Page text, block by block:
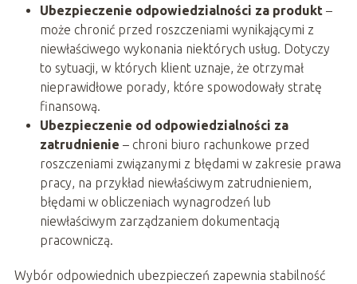
Ubezpieczenie odpowiedzialności za produkt –
może chronić przed roszczeniami wynikającymi z
niewłaściwego wykonania niektórych usług. Dotyczy
to sytuacji, w których klient uznaje, że otrzymał
nieprawidłowe porady, które spowodowały stratę
finansową.
Ubezpieczenie od odpowiedzialności za
zatrudnienie – chroni biuro rachunkowe przed
roszczeniami związanymi z błędami w zakresie prawa
pracy, na przykład niewłaściwym zatrudnieniem,
błędami w obliczeniach wynagrodzeń lub
niewłaściwym zarządzaniem dokumentacją
pracowniczą.
Wybór odpowiednich ubezpieczeń zapewnia stabilność